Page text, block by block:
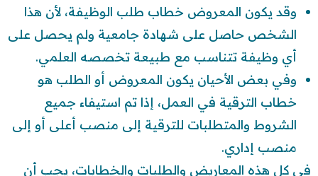
وقد يكون المعروض خطاب طلب الوظيفة، لأن هذا
الشخص حاصل على شهادة جامعية ولم يحصل على
أي وظيفة تتناسب مع طبيعة تخصصه العلمي.
وفي بعض الأحيان يكون المعروض أو الطلب هو
خطاب الترقية في العمل، إذا تم استيفاء جميع
الشروط والمتطلبات للترقية إلى منصب أعلى أو إلى
منصب إداري.
في كل هذه المعاريض والطلبات والخطابات، يجب أن